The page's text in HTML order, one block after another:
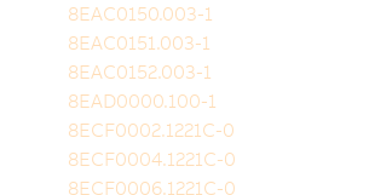
8EAC0150.003-1
8EAC0151.003-1
8EAC0152.003-1
8EAD0000.100-1
8ECF0002.1221C-0
8ECF0004.1221C-0
8ECF0006.1221C-0